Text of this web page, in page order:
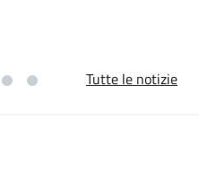
Tutte le notizie